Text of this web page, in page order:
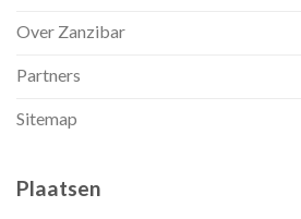
Over Zanzibar
Partners
Sitemap
Plaatsen